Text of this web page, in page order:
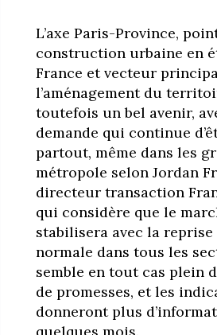
L’axe Paris-Province,
construction urbaine en
France et vecteur
l’aménagement du
toutefois un bel avenir,
demande qui continue
partout, même dans les
métropole selon Jordan
directeur transaction
qui considère que le
stabilisera avec la reprise
normale dans tous les
semble en tout cas plein
de promesses, et les
donneront plus